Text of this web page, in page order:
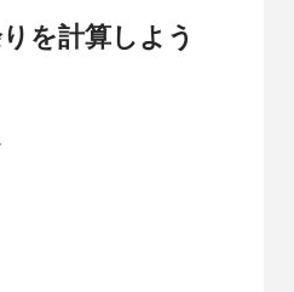
を計算しよう